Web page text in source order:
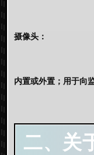
摄像头：
内置或外置；用于向
二、关